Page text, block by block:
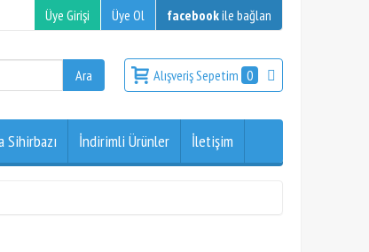
Üye Girişi Üye Ol facebookile bağlan
Alışveriş Sepetim 0
Sihirbazı İndirimli Ürünler İletişim